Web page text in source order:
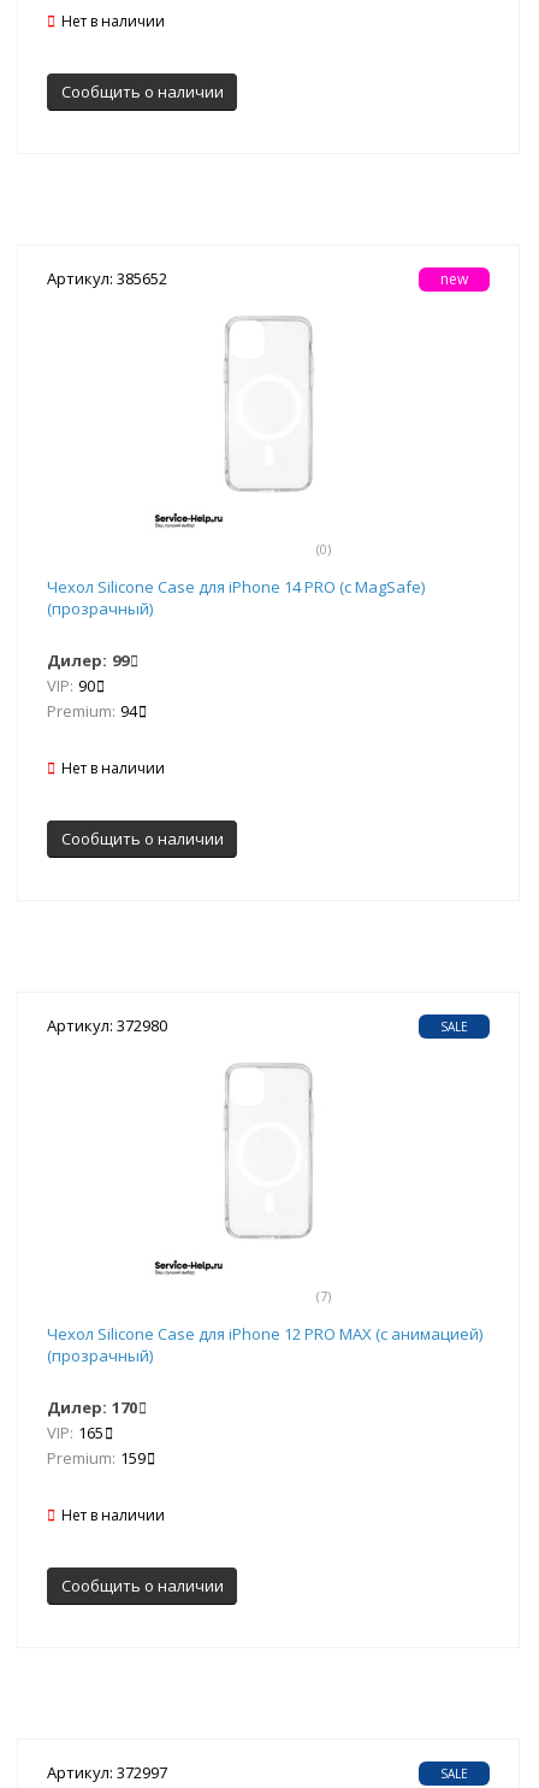
Нет в наличии
Сообщить о наличии
Артикул: 385652
(0)
new
Чехол Silicone Case для iPhone 14 PRO (с MagSafe)
(прозрачный)
Дилер: 99
VIP: 90
Premium: 94
Нет в наличии
Сообщить о наличии
Артикул: 372980
(7)
SALE
Чехол Silicone Case для iPhone 12 PRO MAX (с анимацией)
(прозрачный)
Дилер: 170
VIP: 165
Premium: 159
Нет в наличии
Сообщить о наличии
Артикул: 372997 SALE